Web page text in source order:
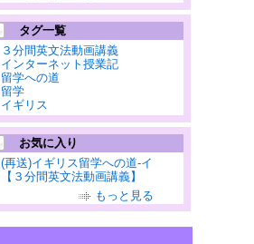
タグ一覧
３分間英文法動画講義
インターネット授業記
留学への道
留学
イギリス
お気に入り
(再送)イギリス留学への道-イ
【３分間英文法動画講義】
もっと見る